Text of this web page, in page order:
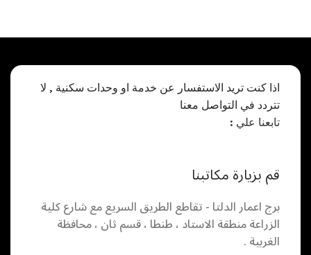
اذا كنت تريد الاستفسار عن خدمة او وحدات سكنية , لا
تتردد في التواصل معنا
تابعنا علي :
قم بزيارة مكاتبنا
برج اعمار الدلتا - تقاطع الطريق السريع مع شارع كلية
الزراعة منطقة الاستاد ، طنطا ، قسم ثان ، محافظة
الغربية .